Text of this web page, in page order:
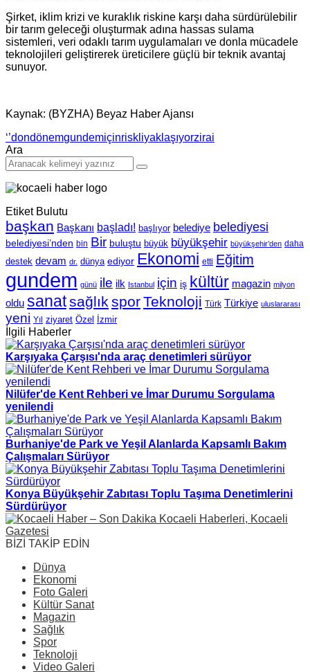
Şirket, iklim krizi ve kuraklık riskine karşı daha sürdürülebilir
bir tarım geleceği oluşturmak adına hassas sulama
sistemleri, veri odaklı tarım uygulamaları ve donla mücadele
teknolojileri geliştirerek üreticilere güçlü bir teknik avantaj
sunuyor.
Kaynak: (BYZHA) Beyaz Haber Ajansı
‘’dondönemgundemiçinriskliyaklaşıyorzirai
Ara
Etiket Bulutu
başkan Başkanı başladı! başlıyor belediye belediyesi
belediyesi’nden bin Bir buluştu büyük büyükşehir büyükşehir’den daha
destek devam dr. dünya ediyor Ekonomi etti Eğitim
gundem günü ile ilk Istanbul için iş kültür magazin milyon
oldu sanatsağlık sporTeknoloji Türk Türkiye uluslararası
yeni Yıl ziyaret Özel İzmir
İlgili Haberler
Karşıyaka Çarşısı'nda araç denetimleri sürüyor
Nilüfer'de Kent Rehberi ve İmar Durumu Sorgulama
yenilendi
Burhaniye'de Park ve Yeşil Alanlarda Kapsamlı Bakım
Çalışmaları Sürüyor
Konya Büyükşehir Zabıtası Toplu Taşıma Denetimlerini
Sürdürüyor
BİZİ TAKİP EDİN
Dünya
Ekonomi
Foto Galeri
Kültür Sanat
Magazin
Sağlık
Spor
Teknoloji
Video Galeri